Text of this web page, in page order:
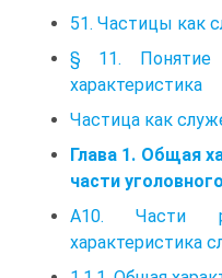
51. Частицы как
§ 11. Понятие
характеристика
Частица как
Глава 1. Общая
части
А10. Части
характеристика